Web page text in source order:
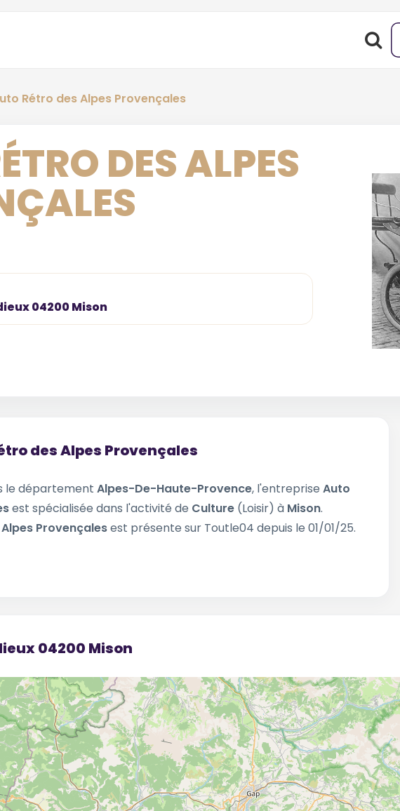
Rétro des Alpes Provençales
DES ALPES
04200 Mison
des Alpes Provençales
le département Alpes-De-Haute-Provence, l'entreprise Auto
est spécialisée dans l'activité de Culture (Loisir) à Mison.
Provençalesest présente sur Toutle04 depuis le 01/01/25.
04200 Mison